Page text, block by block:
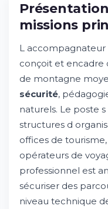
Présentation du
missions
L
conçoit et encadre
de montagne
sécurité,
naturels. Le poste
structures d
offices de
opérateurs de
professionnel est
sécuriser des
niveau technique